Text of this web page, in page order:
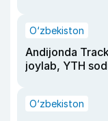
O‘zbekiston
Andijonda
joylab, YTH
O‘zbekiston